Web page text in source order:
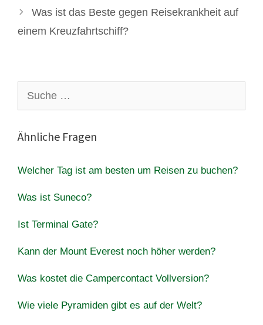
Was ist das Beste gegen Reisekrankheit auf
einem Kreuzfahrtschiff?
nach:
Ähnliche Fragen
Welcher Tag ist am besten um Reisen zu buchen?
Was ist Suneco?
Ist Terminal Gate?
Kann der Mount Everest noch höher werden?
Was kostet die Campercontact Vollversion?
Wie viele Pyramiden gibt es auf der Welt?